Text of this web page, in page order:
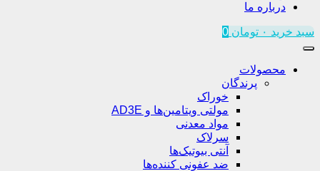
درباره ما
سبد خرید ۰ تومان 0
محصولات
پرندگان
خوراک
مولتی ویتامین‌ها و AD3E
مواد معدنی
سرلاک
آنتی بیوتیک‌ها
ضد عفونی کننده‌ها